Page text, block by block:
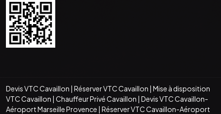
Devis VTC Cavaillon | Réserver VTC Cavaillon | Mise à disposition
VTC Cavaillon | Chauffeur Privé Cavaillon | Devis VTC Cavaillon-
Aéroport Marseille Provence | Réserver VTC Cavaillon-Aéroport